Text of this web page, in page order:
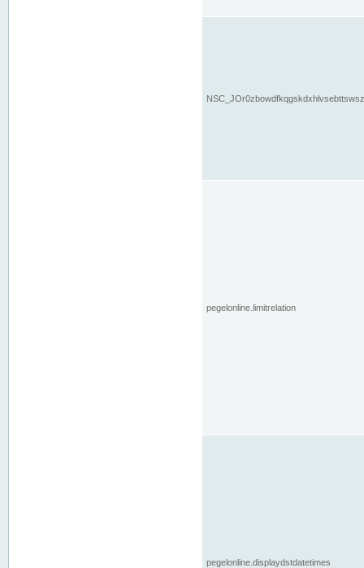
pegelonline.limitrelation
pegelonline.displaydstdatetimes